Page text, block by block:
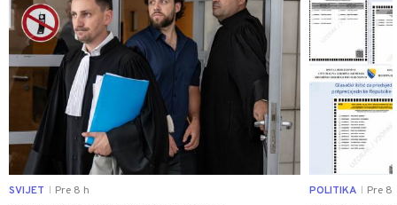
SVIJET Pre 8 h POLITIKA Pre 8